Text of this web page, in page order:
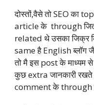
दोस्तों,वैसे तो SEO का
article के through
related थे उसका जिक्र
same है English ब्लॉग
तो मै इस post के माध्यम
कुछ extra जानकारी
comment के through